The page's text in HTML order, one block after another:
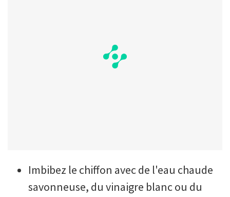
Imbibez le chiffon avec de l'eau chaude
savonneuse, du vinaigre blanc ou du